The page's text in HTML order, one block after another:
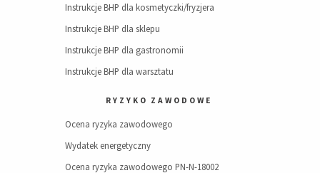
Instrukcje BHP dla kosmetyczki/fryzjera
Instrukcje BHP dla sklepu
Instrukcje BHP dla gastronomii
Instrukcje BHP dla warsztatu
RYZYKO ZAWODOWE
Ocena ryzyka zawodowego
Wydatek energetyczny
Ocena ryzyka zawodowego PN-N-18002